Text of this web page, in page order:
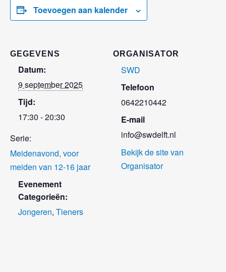
Toevoegen aan kalender
GEGEVENS
Datum:
9 september 2025
Tijd:
17:30 - 20:30
Serie:
Meidenavond, voor
meiden van 12-16 jaar
Evenement
Categorieën:
Jongeren, Tieners
ORGANISATOR
SWD
Telefoon
0642210442
E-mail
info@swdelft.nl
Bekijk de site van
Organisator